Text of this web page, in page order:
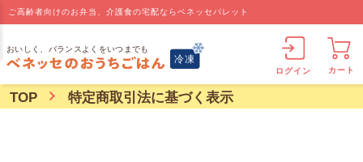
ご高齢者向けのお弁当、介護食の宅配ならベネッセパレット
ログイン カート
TOP 特定商取引法に基づく表示